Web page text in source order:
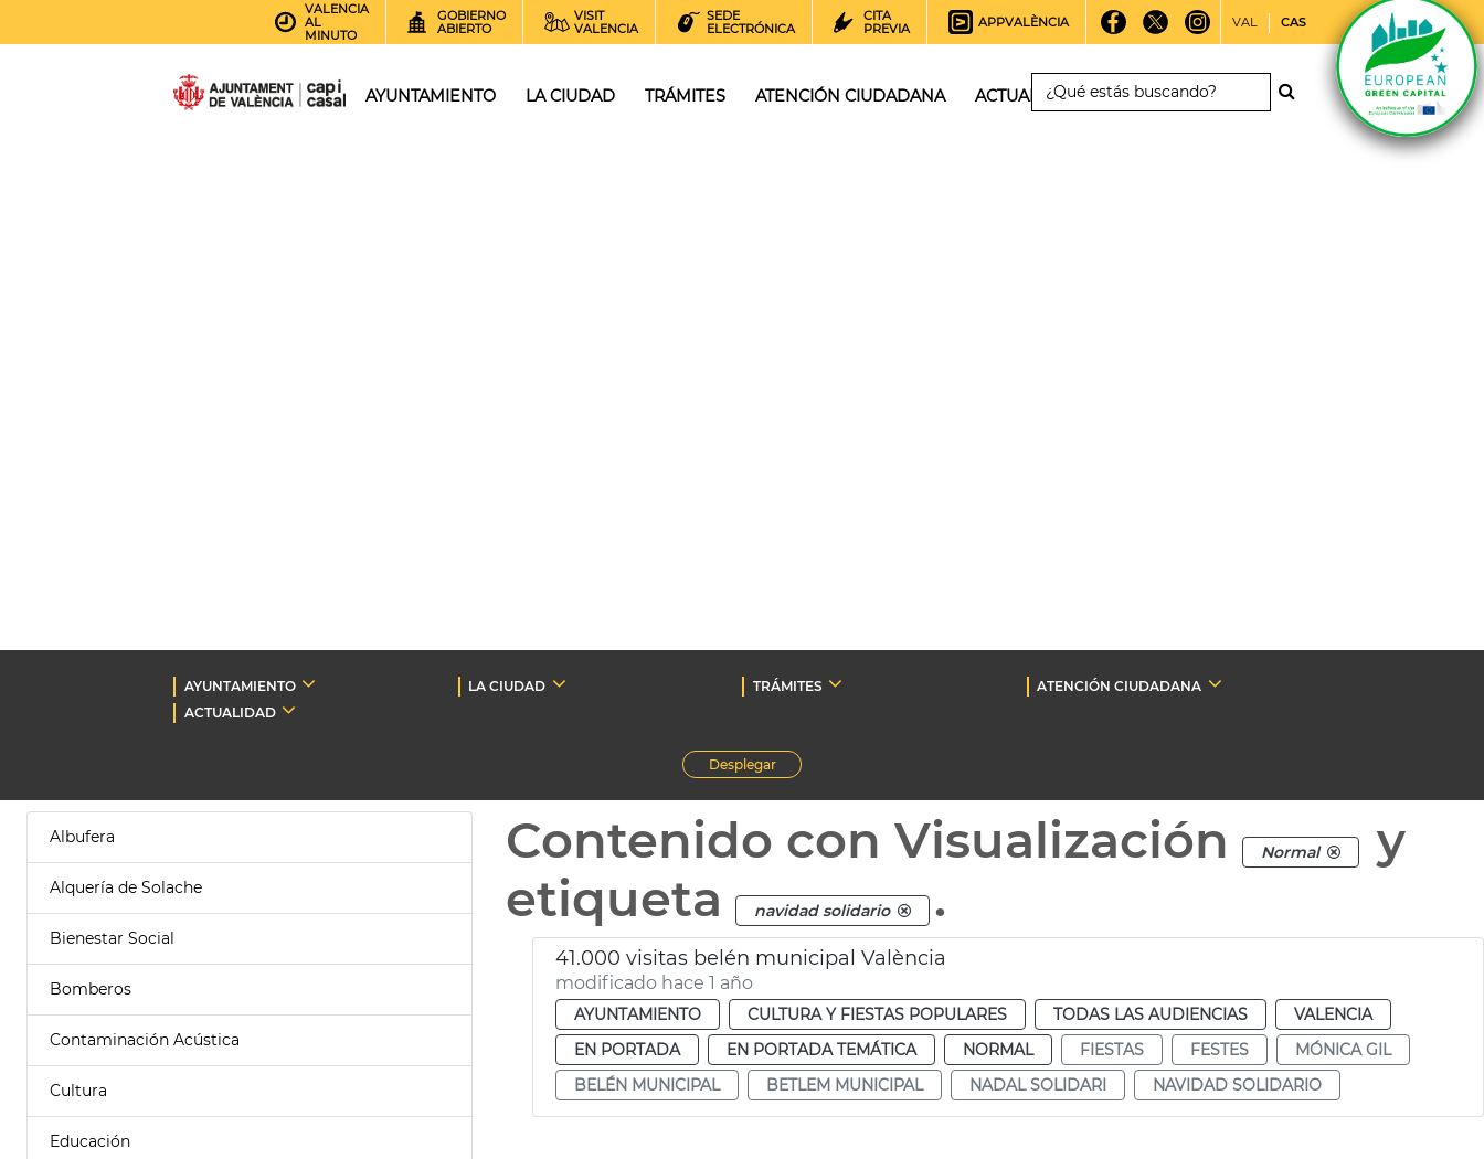
VALENCIA
AL
MINUTO
GOBIERNO
ABIERTO
VISIT
VALENCIA
SEDE
ELECTRÓNICA
CITA
PREVIA
APPVALÈNCIA VAL CAS
AYUNTAMIENTO LA CIUDAD TRÁMITES ATENCIÓN CIUDADANA ACTUALIDAD
AYUNTAMIENTO LA CIUDAD TRÁMITES
ATENCIÓN CIUDADANA
ACTUALIDAD
Desplegar
Albufera
Alquería de Solache
Bienestar Social
Bomberos
Contaminación Acústica
Cultura
Educación
Contenido con Visualización Normal
y
etiqueta
navidad solidario .
41.000 visitas belén municipal València
modificado hace 1 año
AYUNTAMIENTO CULTURA Y FIESTAS POPULARES TODAS LAS AUDIENCIAS
VALENCIA
EN PORTADA
EN PORTADA TEMÁTICA NORMAL FIESTAS FESTES
MÓNICA GIL
BELÉN MUNICIPAL
BETLEM MUNICIPAL NADAL SOLIDARI NAVIDAD SOLIDARIO